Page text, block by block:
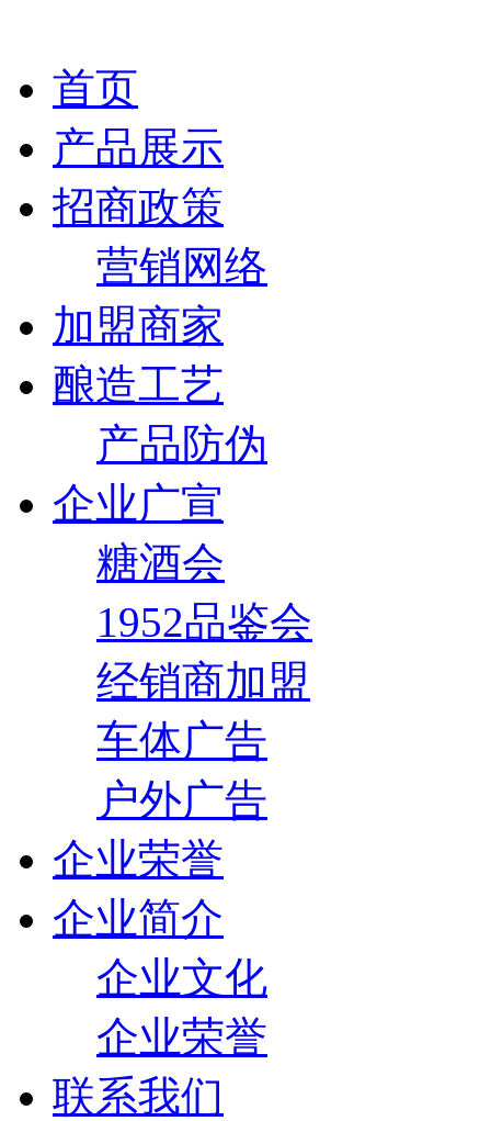
首页
产品展示
招商政策
营销网络
加盟商家
酿造工艺
产品防伪
企业广宣
糖酒会
1952品鉴会
经销商加盟
车体广告
户外广告
企业荣誉
企业简介
企业文化
企业荣誉
联系我们